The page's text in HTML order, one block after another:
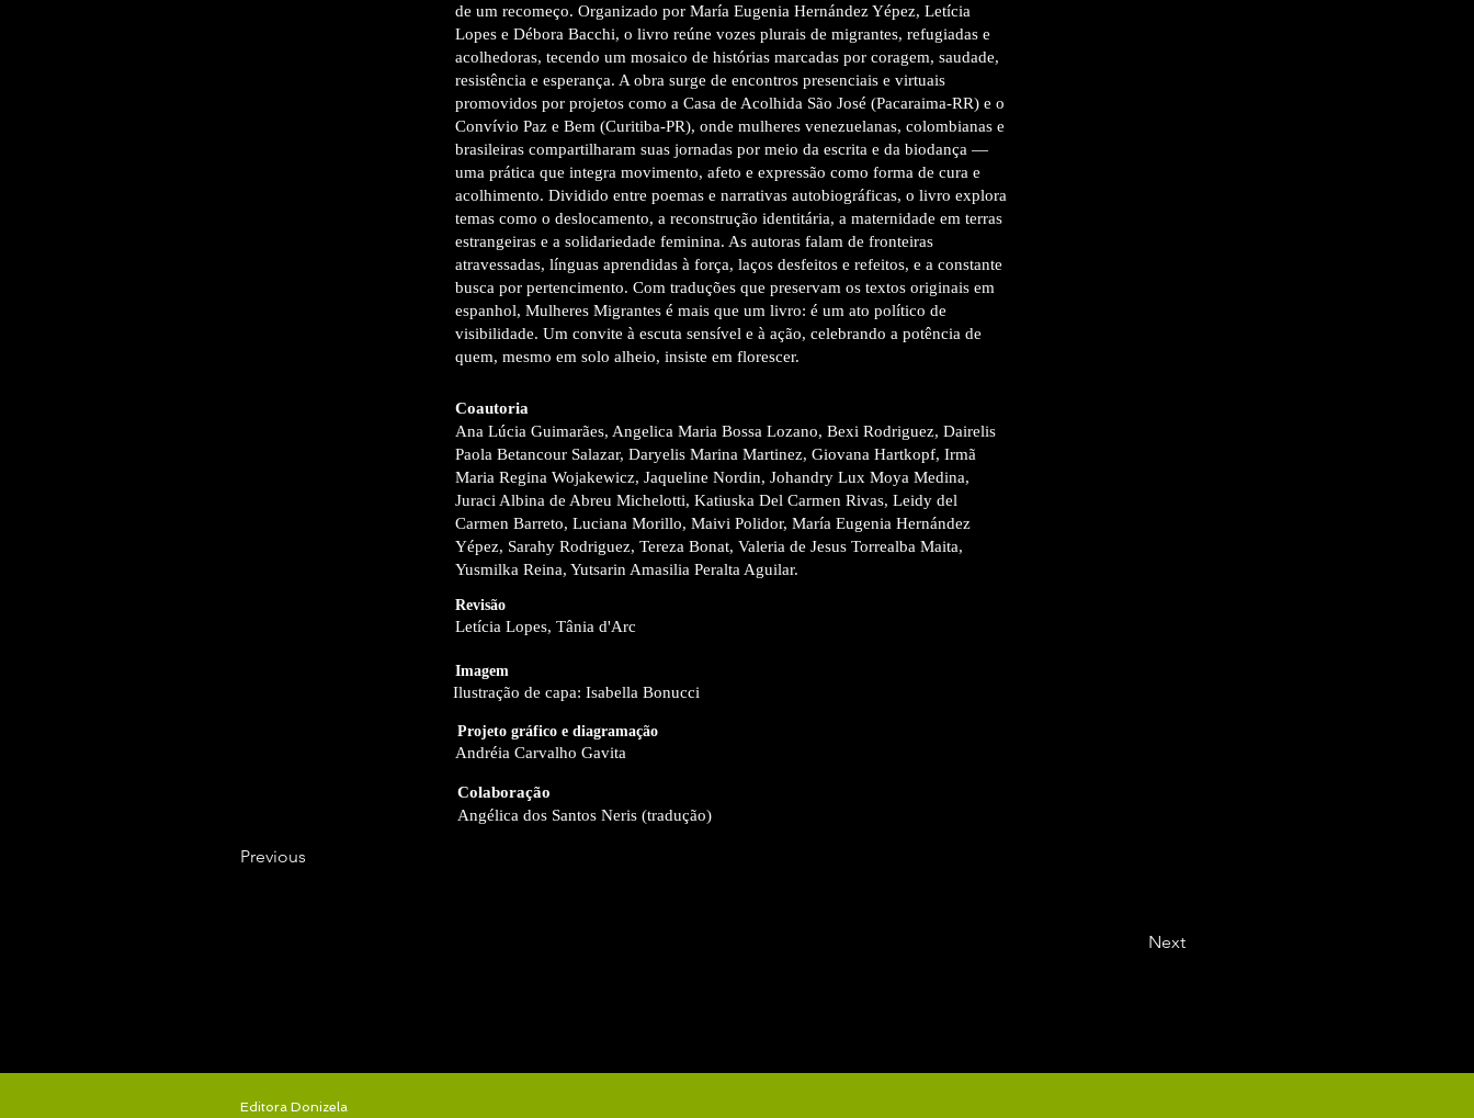
de um recomeço. Organizado por María Eugenia Hernández Yépez, Letícia
Lopes e Débora Bacchi, o livro reúne vozes plurais de migrantes, refugiadas e
acolhedoras, tecendo um mosaico de histórias marcadas por coragem, saudade,
resistência e esperança. A obra surge de encontros presenciais e virtuais
promovidos por projetos como a Casa de Acolhida São José (Pacaraima-RR) e o
Convívio Paz e Bem (Curitiba-PR), onde mulheres venezuelanas, colombianas e
brasileiras compartilharam suas jornadas por meio da escrita e da biodança —
uma prática que integra movimento, afeto e expressão como forma de cura e
acolhimento. Dividido entre poemas e narrativas autobiográficas, o livro explora
temas como o deslocamento, a reconstrução identitária, a maternidade em terras
estrangeiras e a solidariedade feminina. As autoras falam de fronteiras
atravessadas, línguas aprendidas à força, laços desfeitos e refeitos, e a constante
busca por pertencimento. Com traduções que preservam os textos originais em
espanhol, Mulheres Migrantes é mais que um livro: é um ato político de
visibilidade. Um convite à escuta sensível e à ação, celebrando a potência de
quem, mesmo em solo alheio, insiste em florescer.
Coautoria
Ana Lúcia Guimarães, Angelica Maria Bossa Lozano, Bexi Rodriguez, Dairelis
Paola Betancour Salazar, Daryelis Marina Martinez, Giovana Hartkopf, Irmã
Maria Regina Wojakewicz, Jaqueline Nordin, Johandry Lux Moya Medina,
Juraci Albina de Abreu Michelotti, Katiuska Del Carmen Rivas, Leidy del
Carmen Barreto, Luciana Morillo, Maivi Polidor, María Eugenia Hernández
Yépez, Sarahy Rodriguez, Tereza Bonat, Valeria de Jesus Torrealba Maita,
Yusmilka Reina, Yutsarin Amasilia Peralta Aguilar.
Revisão
Letícia Lopes, Tânia d'Arc
Imagem
Ilustração de capa: Isabella Bonucci
Projeto gráfico e diagramação
Andréia Carvalho Gavita
Previous
Colaboração
Angélica dos Santos Neris (tradução)
Next
Editora Donizela